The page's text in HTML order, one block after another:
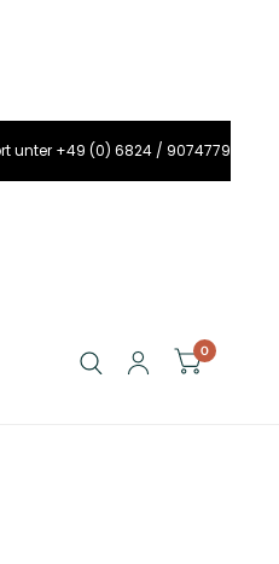
unter +49 (0) 6824 / 9074779
0